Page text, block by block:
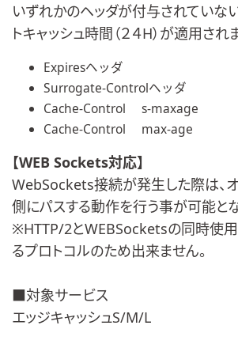
いずれかのヘッダが付与されていな
トキャッシュ時間（２４H）が適用され
Expiresヘッダ
Surrogate-Controlヘッダ
Cache-Control s-maxage
Cache-Control max-age
【WEB Sockets対応】
WebSockets接続が発生した際は、
側にパスする動作を行う事が可能とな
※HTTP/2とWEBSocketsの同時使
るプロトコルのため出来ません。
■対象サービス
エッジキャッシュS/M/L